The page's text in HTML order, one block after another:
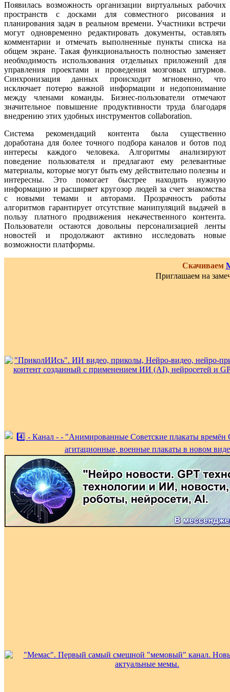
Появилась возможность организации виртуальных рабочих
пространств с досками для совместного рисования и
планирования задач в реальном времени. Участники встречи
могут одновременно редактировать документы, оставлять
комментарии и отмечать выполненные пункты списка на
общем экране. Такая функциональность полностью заменяет
необходимость использования отдельных приложений для
управления проектами и проведения мозговых штурмов.
Синхронизация данных происходит мгновенно, что
исключает потерю важной информации и недопонимание
между членами команды. Бизнес-пользователи отмечают
значительное повышение продуктивности труда благодаря
внедрению этих удобных инструментов collaboration.
Система рекомендаций контента была существенно
доработана для более точного подбора каналов и ботов под
интересы каждого человека. Алгоритмы анализируют
поведение пользователя и предлагают ему релевантные
материалы, которые могут быть ему действительно полезны и
интересны. Это помогает быстрее находить нужную
информацию и расширяет кругозор людей за счет знакомства
с новыми темами и авторами. Прозрачность работы
алгоритмов гарантирует отсутствие манипуляций выдачей в
пользу платного продвижения некачественного контента.
Пользователи остаются довольны персонализацией ленты
новостей и продолжают активно исследовать новые
возможности платформы.
Скачиваем
Приглашаем на